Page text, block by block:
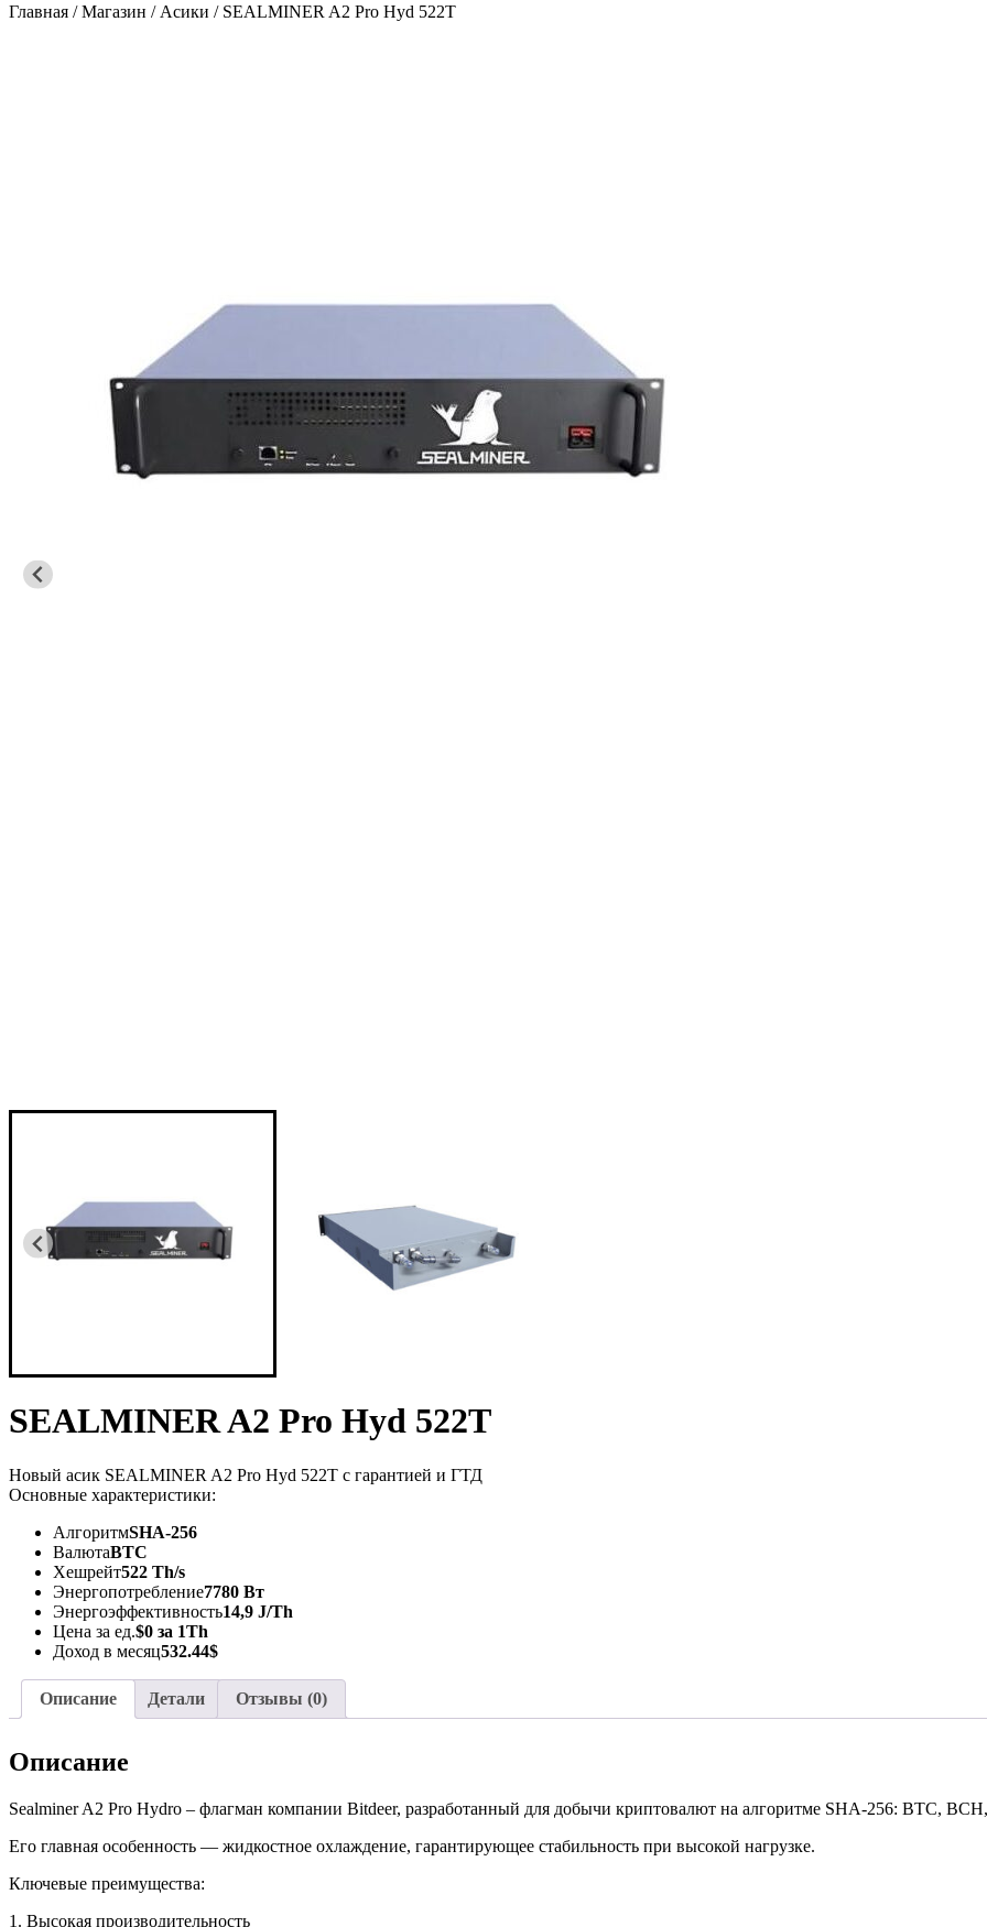
Главная /Магазин / Асики / SEALMINER A2 Pro Hyd 522T
SEALMINER A2 Pro Hyd 522T
Новый асик SEALMINER A2 Pro Hyd 522T с гарантией и ГТД
Основные характеристики:
АлгоритмSHA-256
ВалютаBTC
Хешрейт522 Th/s
Энергопотребление7780 Вт
Энергоэффективность14,9 J/Th
Цена за ед.$0 за 1Th
Доход в месяц532.44$
Описание Детали Отзывы (0)
Описание
Sealminer A2 Pro Hydro – флагман компании Bitdeer, разработанный для добычи криптовалют на алгоритме SHA-256: ВТС,
Его главная особенность — жидкостное охлаждение, гарантирующее стабильность при высокой нагрузке.
Ключевые преимущества:
1. Высокая производительность